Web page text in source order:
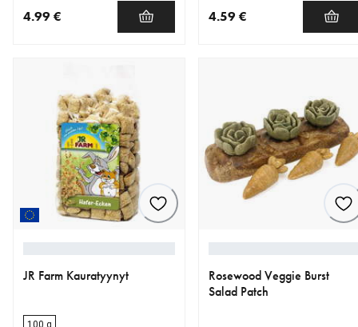
4.99 € 4.59 €
JR Farm Kauratyynyt
100 g
Rosewood Veggie Burst
Salad Patch